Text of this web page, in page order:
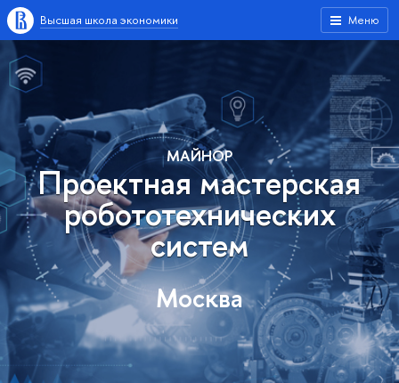
Меню
Высшая школа экономики
МАЙНОР
Проектная мастерская
робототехнических
систем
Москва